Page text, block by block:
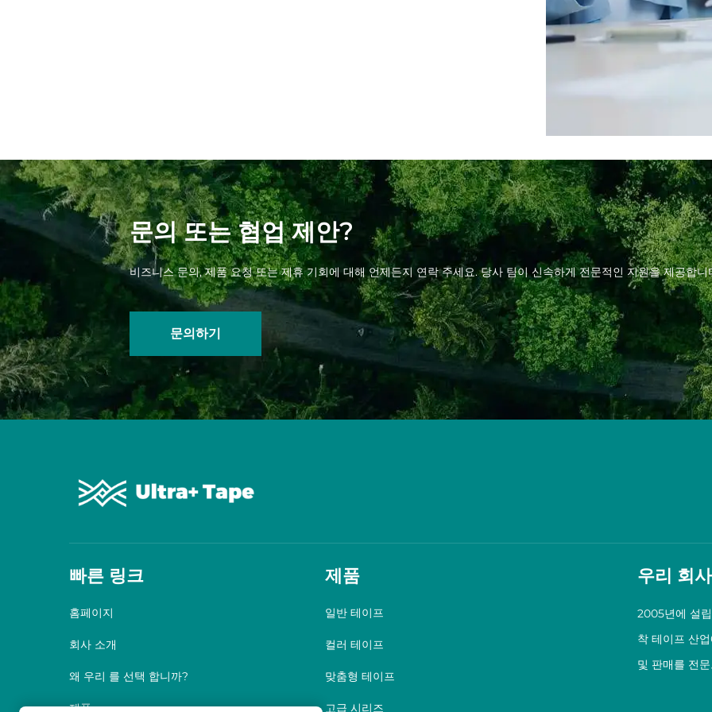
문의 또는 협업 제안?
비즈니스 문의, 제품 요청 또는 제휴 기회에 대해 언제든지 연락 주세요. 당사 팀이 신속하게 전문적인 지원을 제공합니
문의하기
빠른 링크
홈페이지
회사 소개
왜 우리 를 선택 합니까?
제품
제품
일반 테이프
컬러 테이프
맞춤형 테이프
고급 시리즈
우리 회
2005년에 설
착 테이프 산
및 판매를 전